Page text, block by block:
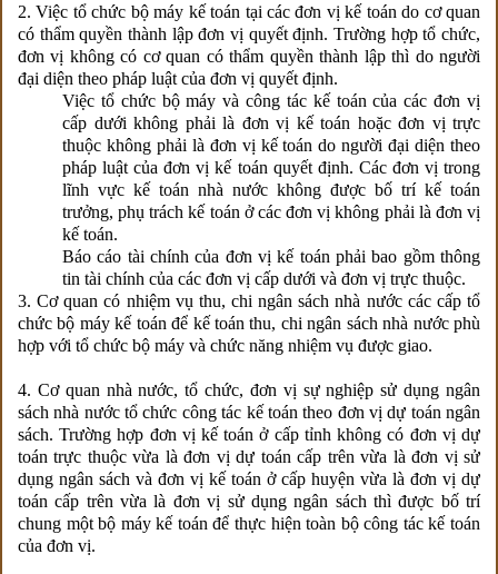
2. Việc tổ chức bộ máy kế toán tại các đơn vị kế toán do cơ quan
có thẩm quyền thành lập đơn vị quyết định. Trường hợp tổ chức,
đơn vị không có cơ quan có thẩm quyền thành lập thì do người
đại diện theo pháp luật của đơn vị quyết định.
Việc tổ chức bộ máy và công tác kế toán của các đơn vị
cấp dưới không phải là đơn vị kế toán hoặc đơn vị trực
thuộc không phải là đơn vị kế toán do người đại diện theo
pháp luật của đơn vị kế toán quyết định. Các đơn vị trong
lĩnh vực kế toán nhà nước không được bố trí kế toán
trưởng, phụ trách kế toán ở các đơn vị không phải là đơn vị
kế toán.
Báo cáo tài chính của đơn vị kế toán phải bao gồm thông
tin tài chính của các đơn vị cấp dưới và đơn vị trực thuộc.
3. Cơ quan có nhiệm vụ thu, chi ngân sách nhà nước các cấp tổ
chức bộ máy kế toán để kế toán thu, chi ngân sách nhà nước phù
hợp với tổ chức bộ máy và chức năng nhiệm vụ được giao.
4. Cơ quan nhà nước, tổ chức, đơn vị sự nghiệp sử dụng ngân
sách nhà nước tổ chức công tác kế toán theo đơn vị dự toán ngân
sách. Trường hợp đơn vị kế toán ở cấp tỉnh không có đơn vị dự
toán trực thuộc vừa là đơn vị dự toán cấp trên vừa là đơn vị sử
dụng ngân sách và đơn vị kế toán ở cấp huyện vừa là đơn vị dự
toán cấp trên vừa là đơn vị sử dụng ngân sách thì được bố trí
chung một bộ máy kế toán để thực hiện toàn bộ công tác kế toán
của đơn vị.